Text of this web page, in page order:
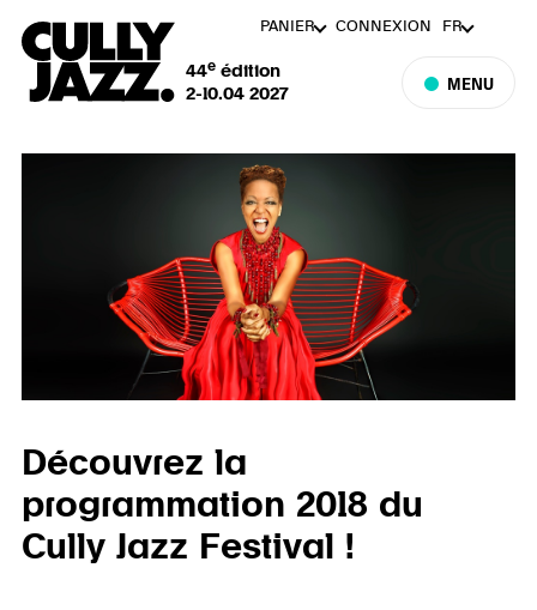
44eédition
2-10.04 2027
MENU
PANIER CONNEXION FR
Découvrez la
programmation 2018 du
Cully Jazz Festival !